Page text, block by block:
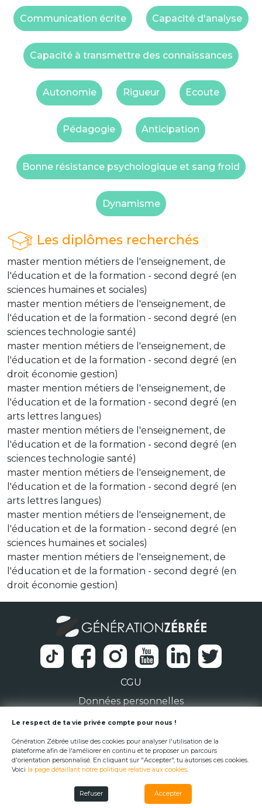
Communication écrite Capacité d'analyse
Capacité à transmettre des connaissances
Autonomie Rigueur Ecoute
Pédagogie Anticipation
Bonne résistance psychologique et sang froid
Dynamisme
Les diplômes recherchés
master mention métiers de l'enseignement, de
l'éducation et de la formation - second degré (en
sciences humaines et sociales)
master mention métiers de l'enseignement, de
l'éducation et de la formation - second degré (en
sciences technologie santé)
master mention métiers de l'enseignement, de
l'éducation et de la formation - second degré (en
droit économie gestion)
master mention métiers de l'enseignement, de
l'éducation et de la formation - second degré (en
arts lettres langues)
master mention métiers de l'enseignement, de
l'éducation et de la formation - second degré (en
sciences technologie santé)
master mention métiers de l'enseignement, de
l'éducation et de la formation - second degré (en
arts lettres langues)
master mention métiers de l'enseignement, de
l'éducation et de la formation - second degré (en
sciences humaines et sociales)
master mention métiers de l'enseignement, de
l'éducation et de la formation - second degré (en
droit économie gestion)
CGU
Données personnelles
1 Rue de la Noë 44300 Nantes
team@generationzebree.fr
© Génération Zébrée 2026
Le respect de ta vie privée compte pour nous !
Génération Zébrée utilise des cookies pour analyser l'utilisation de la
plateforme afin de l'améliorer en continu et te proposer un parcours
d'orientation personnalisé. En cliquant sur "Accepter", tu autorises ces cookies.
Voici la page détaillant notre politique relative aux cookies.
Refuser Accepter